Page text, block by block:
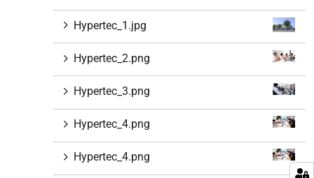
Hypertec_1.jpg
Hypertec_2.png
Hypertec_3.png
Hypertec_4.png
Hypertec_4.png